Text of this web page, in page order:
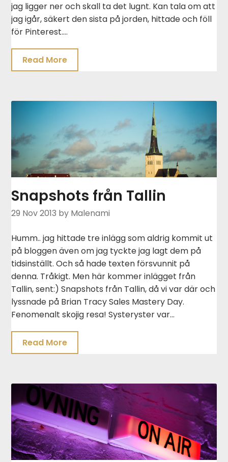
jag ligger ner och skall ta det lugnt. Kan tala om att
jag igår, säkert den sista på jorden, hittade och föll
för Pinterest….
Read More
Snapshots från Tallin
29 Nov 2013 by Malenami
Humm.. jag hittade tre inlägg som aldrig kommit ut
på bloggen även om jag tyckte jag lagt dem på
tidsinställt. Och så hade texten försvunnit på
denna. Tråkigt. Men här kommer inlägget från
Tallin, sent:) Snapshots från Tallin, då vi var där och
lyssnade på Brian Tracy Sales Mastery Day.
Fenomenalt skojig resa! Systeryster var…
Read More